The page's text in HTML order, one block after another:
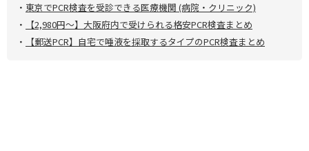
・ 東京でPCR検査を受診できる医療機関 (病院・クリニック)
・
【2,980円～】大阪府内で受けられる格安PCR検査まとめ
・
【郵送PCR】自宅で唾液を採取するタイプのPCR検査まとめ